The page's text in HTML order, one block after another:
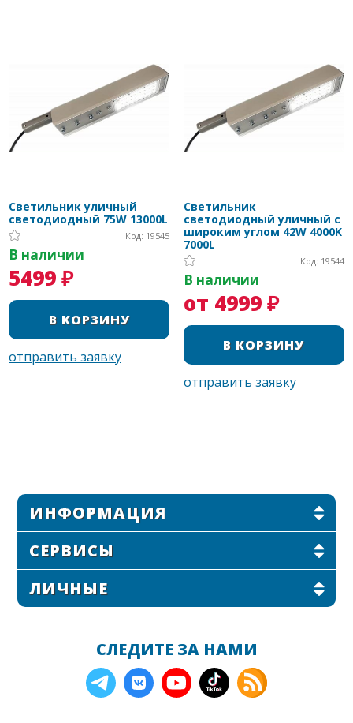
Светильник уличный
светодиодный 75W 13000L
Код: 19545
В наличии
5499 ₽
Светильник
светодиодный уличный с
широким углом 42W 4000K
7000L
Код: 19544
В наличии
от 4999 ₽
ИНФОРМАЦИЯ
СЕРВИСЫ
ЛИЧНЫЕ
СЛЕДИТЕ ЗА НАМИ